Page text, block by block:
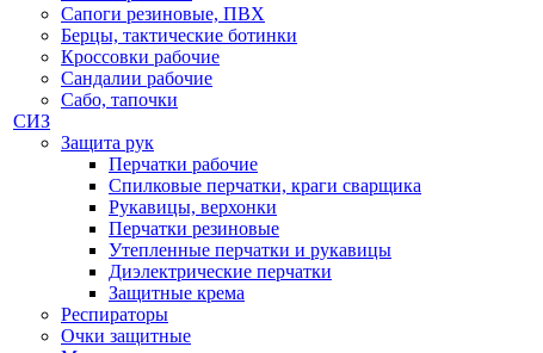
Сапоги резиновые, ПВХ
Берцы, тактические ботинки
Кроссовки рабочие
Сандалии рабочие
Сабо, тапочки
СИЗ
Защита рук
Перчатки рабочие
Спилковые перчатки, краги сварщика
Рукавицы, верхонки
Перчатки резиновые
Утепленные перчатки и рукавицы
Диэлектрические перчатки
Защитные крема
Респираторы
Очки защитные